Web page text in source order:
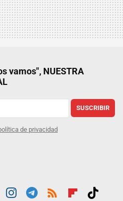
vamos", NUESTRA
SUSCRIBIR
de privacidad